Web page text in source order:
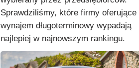
Sprawdziliśmy, które firmy oferujące
wynajem długoterminowy wypadają
najlepiej w najnowszym rankingu.